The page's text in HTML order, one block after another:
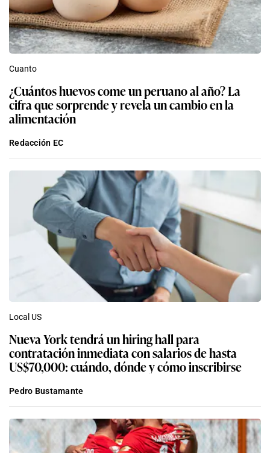
Cuanto
¿Cuántos huevos come un peruano al año? La
cifra que sorprende y revela un cambio en la
alimentación
Redacción EC
Local US
Nueva York tendrá un hiring hall para
contratación inmediata con salarios de hasta
US$70,000: cuándo, dónde y cómo inscribirse
Pedro Bustamante